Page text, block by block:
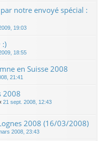
notre envoyé spécial :
19:03
:)
18:55
en Suisse 2008
21:41
2008
21 sept. 2008, 12:43
2008 (16/03/2008)
2008, 23:43